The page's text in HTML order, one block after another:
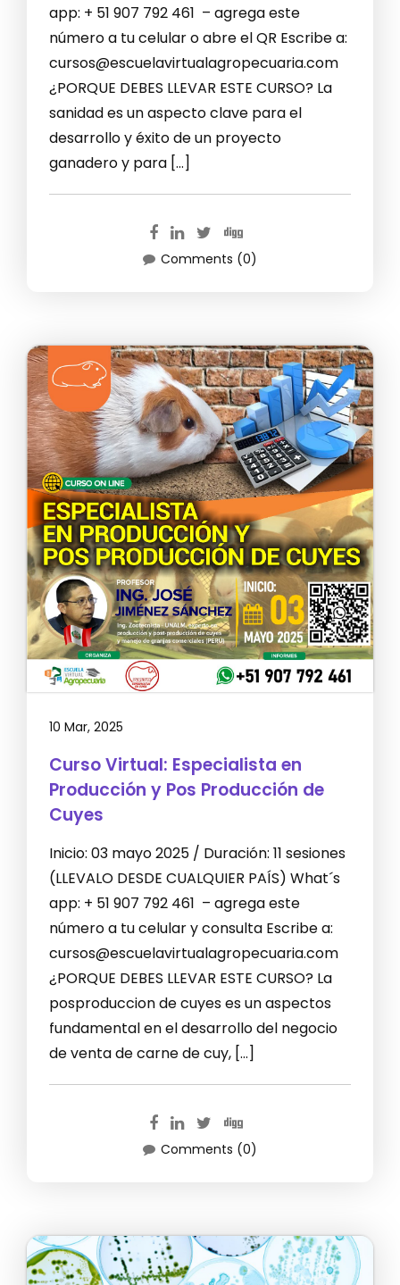
app: + 51 907 792 461 – agrega este
número a tu celular o abre el QR Escribe a:
cursos@escuelavirtualagropecuaria.com
¿PORQUE DEBES LLEVAR ESTE CURSO? La
sanidad es un aspecto clave para el
desarrollo y éxito de un proyecto
ganadero y para […]
Comments (0)
10 Mar, 2025
Curso Virtual: Especialista en
Producción y Pos Producción de
Cuyes
Inicio: 03 mayo 2025 / Duración: 11 sesiones
(LLEVALO DESDE CUALQUIER PAÍS) What´s
app: + 51 907 792 461 – agrega este
número a tu celular y consulta Escribe a:
cursos@escuelavirtualagropecuaria.com
¿PORQUE DEBES LLEVAR ESTE CURSO? La
posproduccion de cuyes es un aspectos
fundamental en el desarrollo del negocio
de venta de carne de cuy, […]
Comments (0)